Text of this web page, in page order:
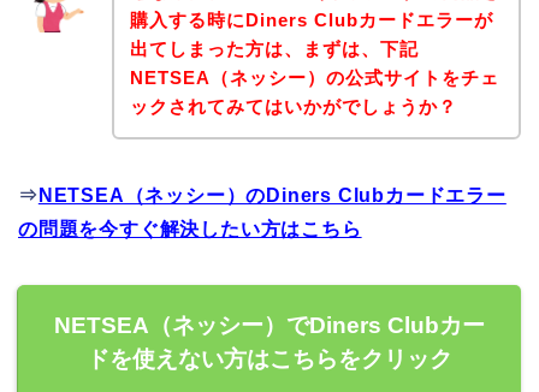
購入する時にDiners Clubカードエラーが
出てしまった方は、まずは、下記
NETSEA（ネッシー）の公式サイトをチェ
ックされてみてはいかがでしょうか？
⇒ NETSEA（ネッシー）のDiners Clubカードエラー
の問題を今すぐ解決したい方はこちら
NETSEA（ネッシー）でDiners Clubカー
ドを使えない方はこちらをクリック